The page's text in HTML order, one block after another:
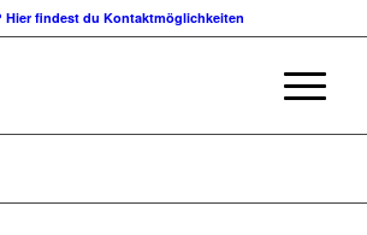
Hier findest du Kontaktmöglichkeiten